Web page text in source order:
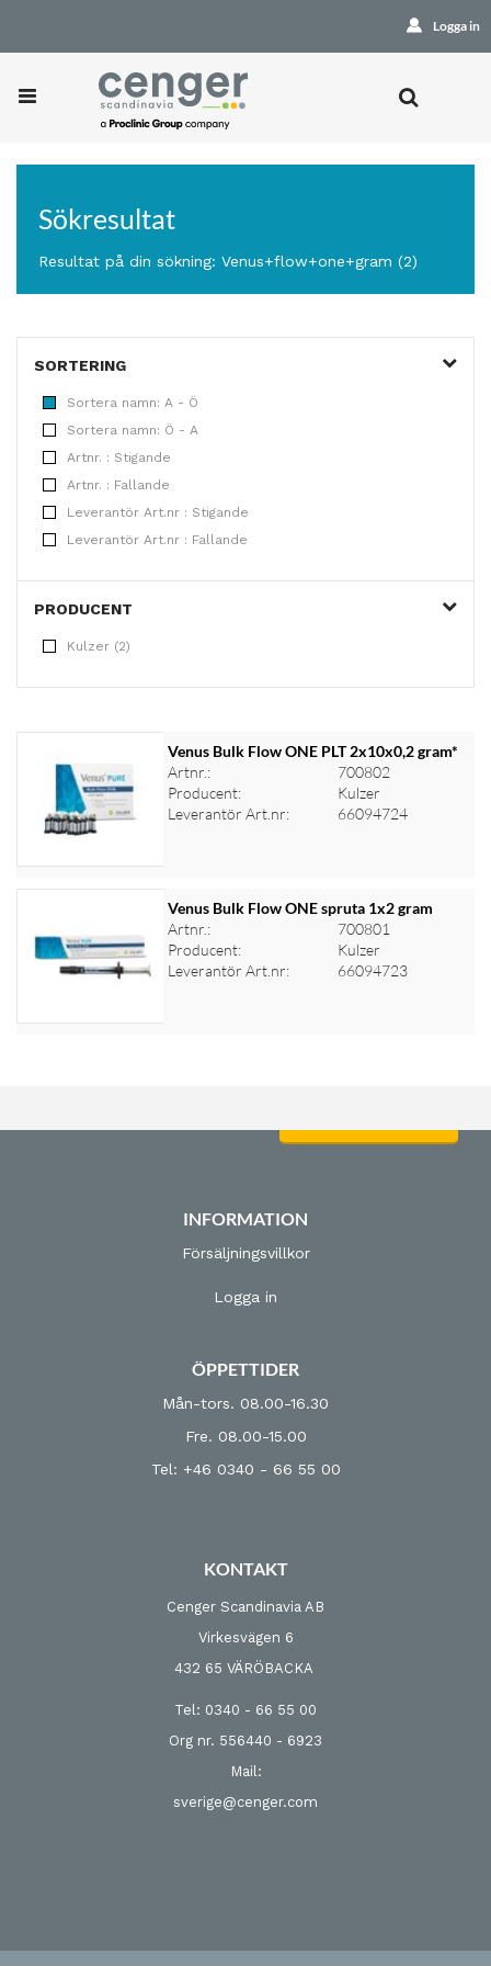
Logga in
Sökresultat
Resultat på din sökning: Venus+flow+one+gram (2)
SORTERING
Sortera namn: A - Ö
Sortera namn: Ö - A
Artnr. : Stigande
Artnr. : Fallande
Leverantör Art.nr : Stigande
Leverantör Art.nr : Fallande
PRODUCENT
Kulzer (2)
Venus Bulk Flow ONE PLT 2x10x0,2 gram*
Artnr.:
700802
Producent:
Kulzer
Leverantör Art.nr:
66094724
Logga in för priser
Venus Bulk Flow ONE spruta 1x2 gram
Artnr.:
700801
Producent:
Kulzer
Leverantör Art.nr:
66094723
INFORMATION
Försäljningsvillkor
Logga in
ÖPPETTIDER
Mån-tors. 08.00-16.30
Fre. 08.00-15.00
Tel: +46 0340 - 66 55 00
KONTAKT
Cenger Scandinavia AB
Virkesvägen 6
432 65 VÄRÖBACKA
Tel: 0340 - 66 55 00
Org nr. 556440 - 6923
Mail:
sverige@cenger.com